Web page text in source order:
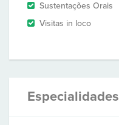
Sustentações Orais
Visitas in loco
Especialidades